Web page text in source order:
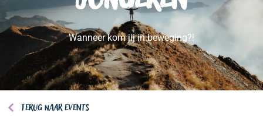
Wanneer kom jij in beweging?!
Terug naar events